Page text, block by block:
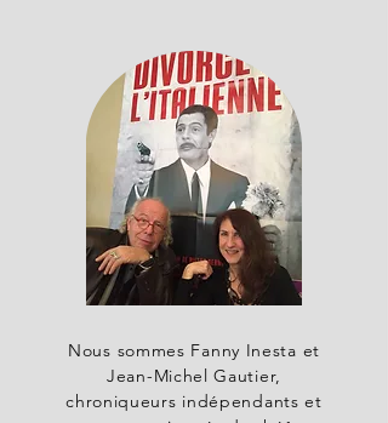
Nous sommes Fanny Inesta et
Jean-Michel Gautier,
chroniqueurs indépendants et